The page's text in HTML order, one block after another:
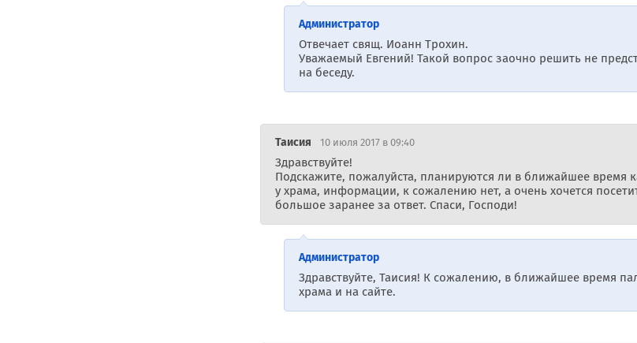
Администратор
Отвечает свящ. Иоанн Трохин.
Уважаемый Евгений! Такой вопрос заочно решить не
на беседу.
Таисия 10 июля 2017 в 09:40
Здравствуйте!
Подскажите, пожалуйста, планируются ли в ближайшее время
у храма, информации, к сожалению нет, а очень хочется
большое заранее за ответ. Спаси, Господи!
Администратор
Здравствуйте, Таисия! К сожалению, в ближайшее время
храма и на сайте.